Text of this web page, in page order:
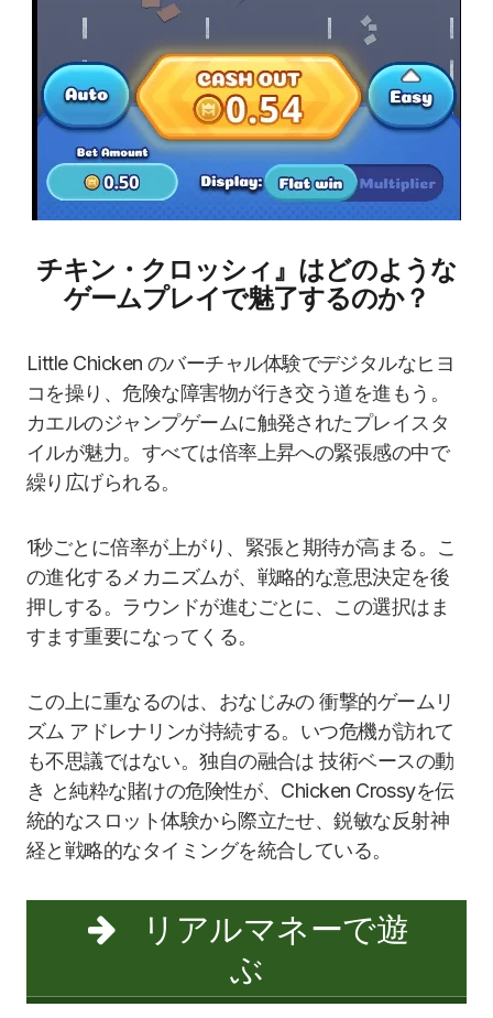
チキン・クロッシィ』はどのような
ゲームプレイで魅了するのか？
Little Chicken のバーチャル体験でデジタルなヒヨ
コを操り、危険な障害物が行き交う道を進もう。
カエルのジャンプゲームに触発されたプレイスタ
イルが魅力。すべては倍率上昇への緊張感の中で
繰り広げられる。
1秒ごとに倍率が上がり、緊張と期待が高まる。こ
の進化するメカニズムが、戦略的な意思決定を後
押しする。ラウンドが進むごとに、この選択はま
すます重要になってくる。
この上に重なるのは、おなじみの 衝撃的ゲームリ
ズム アドレナリンが持続する。いつ危機が訪れて
も不思議ではない。独自の融合は 技術ベースの動
き と純粋な賭けの危険性が、Chicken Crossyを伝
統的なスロット体験から際立たせ、鋭敏な反射神
経と戦略的なタイミングを統合している。
リアルマネーで遊
ぶ